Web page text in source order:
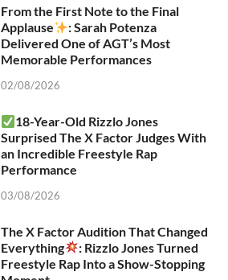
From the First Note to the Final
Applause
: Sarah Potenza
Delivered One of AGT’s Most
Memorable Performances
02/08/2026
18-Year-Old Rizzlo Jones
Surprised The X Factor Judges With
an Incredible Freestyle Rap
Performance
03/08/2026
The X Factor Audition That Changed
Everything
: Rizzlo Jones Turned
Freestyle Rap Into a Show-Stopping